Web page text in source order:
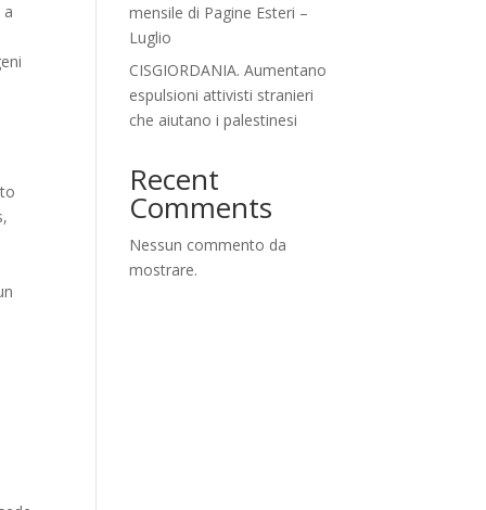
mensile di Pagine Esteri –
Luglio
CISGIORDANIA. Aumentano
espulsioni attivisti stranieri
che aiutano i palestinesi
Recent
Comments
Nessun commento da
mostrare.